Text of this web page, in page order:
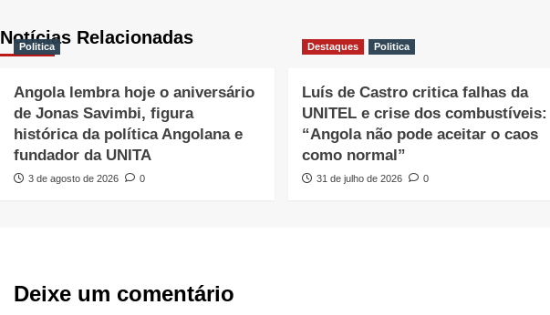
Notícias Relacionadas
Politica
Angola lembra hoje o aniversário
de Jonas Savimbi, figura
histórica da política Angolana e
fundador da UNITA
3 de agosto de 2026 0
Destaques Politica
Luís de Castro critica falhas da
UNITEL e crise dos combustíveis:
“Angola não pode aceitar o caos
como normal”
31 de julho de 2026 0
Deixe um comentário